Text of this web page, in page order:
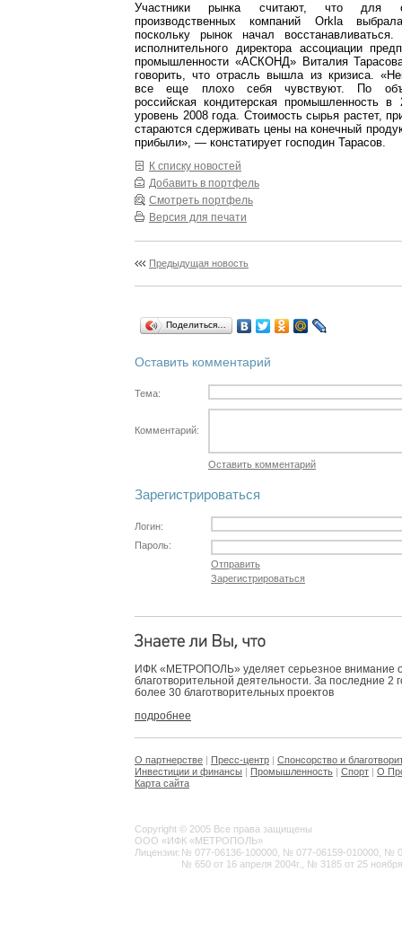
Участники рынка считают, что для
производственных компаний Orkla
поскольку рынок начал
исполнительного директора ассоциации
промышленности «АСКОНД» Виталия
говорить, что отрасль вышла из кризиса.
все еще плохо себя чувствуют. По
российская кондитерская промышленность
уровень 2008 года. Стоимость сырья растет,
стараются сдерживать цены на конечный
прибыли», — констатирует господин Тарасов.
К списку новостей
Добавить в портфель
Смотреть портфель
Версия для печати
Предыдущая новость
Поделиться…
Оставить комментарий
Тема:
Комментарий:
Оставить комментарий
Зарегистрироваться
Логин:
Пароль:
Отправить
Зарегистрироваться
ИФК «МЕТРОПОЛЬ» уделяет серьезное внимание
благотворительной деятельности. За последние 2
более 30 благотворительных проектов
подробнее
О партнерстве | Пресс-центр | Спонсорство и
Инвестиции и финансы | Промышленность | Спорт | О
Карта сайта
Copyright © 2005 Все права защищены
ООО «ИФК «МЕТРОПОЛЬ»
Лицензии: № 077-06136-100000, № 077-06159-010000, №
№ 650 от 16 апреля 2004г., № 3185 от 25